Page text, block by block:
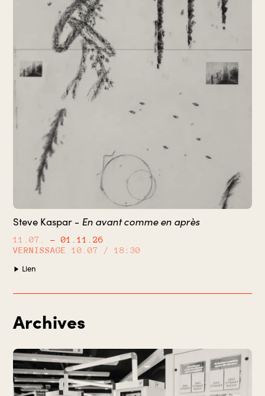
Steve Kaspar - En avant comme en après
11.07.
– 01.11.26
VERNISSAGE
10.07 / 18:30
Lien
Archives